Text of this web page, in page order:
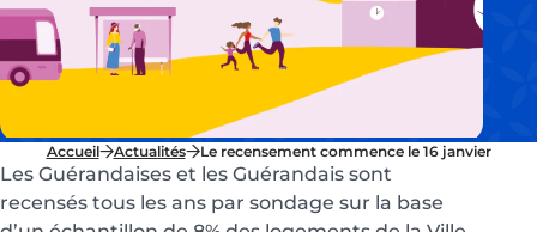
Accueil Actualités Le recensement commence le 16 janvier
Les Guérandaises et les Guérandais sont
recensés tous les ans par sondage sur la base